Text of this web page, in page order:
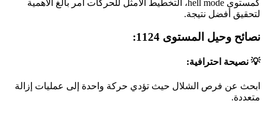
كمستوى hell mode، التخطيط الأمثل للحركات أمر بالغ الأهمية
لتحقيق أفضل نتيجة.
نصائح وحيل المستوى 1124:
💡 نصيحة احترافية:
ابحث عن فرص الشلال حيث تؤدي حركة واحدة إلى عمليات إزالة
متعددة.